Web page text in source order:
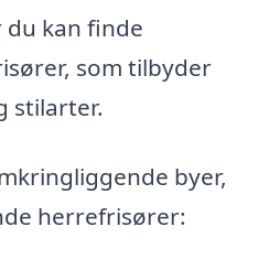
kan finde
som tilbyder
stilarter.
byer,
herrefrisører: